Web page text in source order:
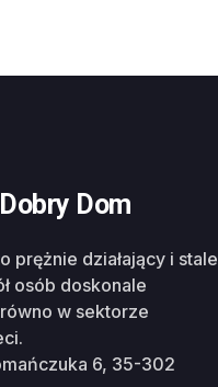
Dom
prężnie działający i stale
osób doskonale
w sektorze
6, 35-302